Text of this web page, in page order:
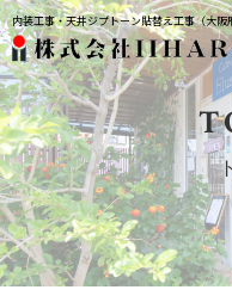
内装工事・天井ジプトーン貼替え工事（大阪